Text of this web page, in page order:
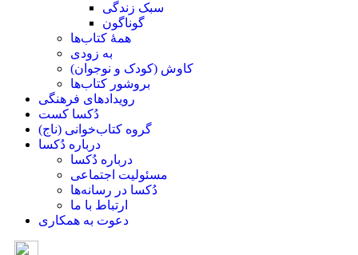
سبک زندگی
گوناگون
همۀ کتاب‌ها
به زودی
کاوش (کودک و ‌نوجوان)
بروشور کتاب‌ها
رویدادهای فرهنگی
دُکسا کست
گروه کتاب‌خوانی (ناج)
درباره دُکسا
درباره دُکسا
مسئولیت اجتماعی
دُکسا در رسانه‌ها
ارتباط با ما
دعوت به همکاری